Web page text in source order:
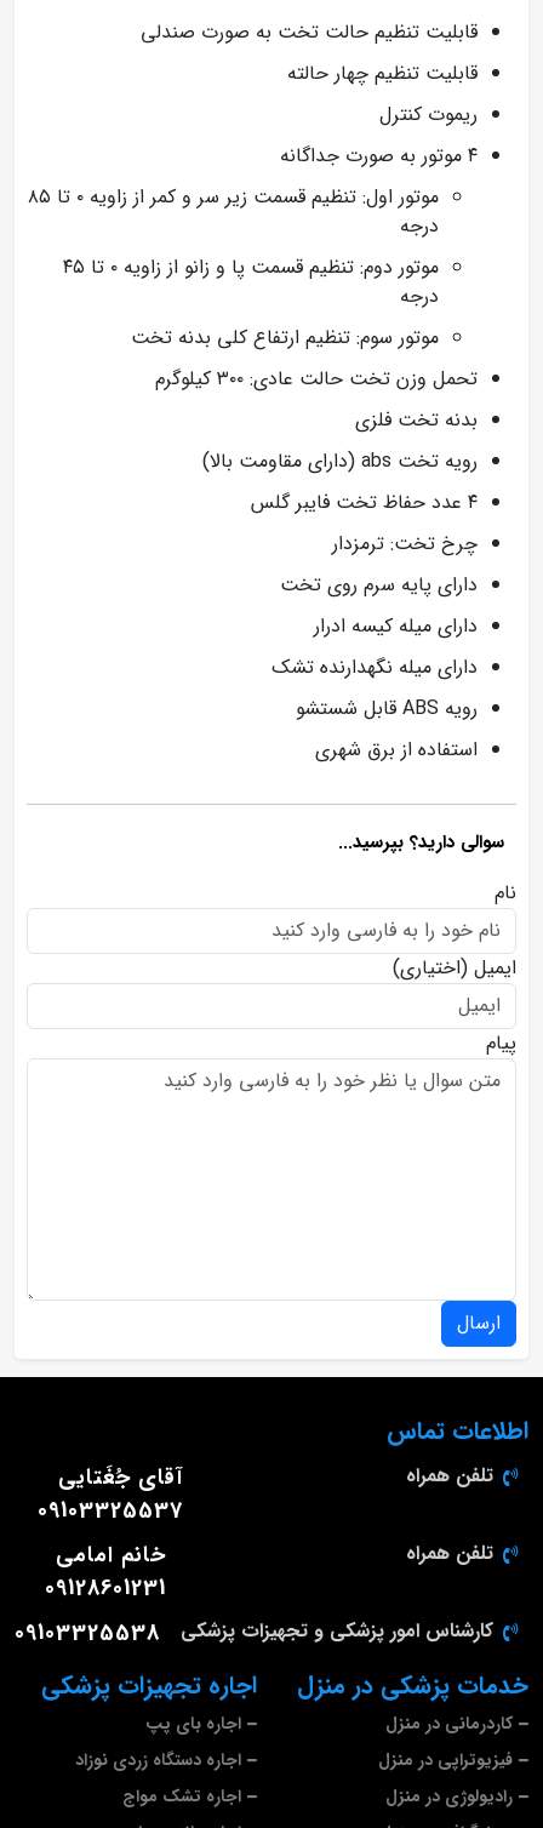
قابلیت تنظیم حالت تخت به صورت صندلی
قابلیت تنظیم چهار حالته
ریموت کنترل
۴ موتور به صورت جداگانه
موتور اول: تنظیم قسمت زیر سر و کمر از زاویه ۰ تا ۸۵
درجه
موتور دوم: تنظیم قسمت پا و زانو از زاویه ۰ تا ۴۵
درجه
موتور سوم: تنظیم ارتفاع کلی بدنه تخت
تحمل وزن تخت حالت عادی: ۳۰۰ کیلوگرم
بدنه تخت فلزی
رویه تخت abs (دارای مقاومت بالا)
۴ عدد حفاظ تخت فایبر گلس
چرخ تخت: ترمزدار
دارای پایه سرم روی تخت
دارای میله کیسه ادرار
دارای میله نگهدارنده تشک
رویه ABS قابل شستشو
استفاده از برق شهری
سوالی دارید؟ بپرسید...
نام
ایمیل (اختیاری)
پیام
ارسال
اجاره تجهیزات پزشکی
اجاره بای پپ
اجاره دستگاه زردی نوزاد
اجاره تشک مواج
خدمات پزشکی در منزل
کاردرمانی در منزل
فیزیوتراپی در منزل
رادیولوژی در منزل
اطلاعات تماس
تلفن همراه
آقای جُغَتایی
09103325537
تلفن همراه
خانم امامی
09128601231
کارشناس امور پزشکی و تجهیزات پزشکی 09103325538